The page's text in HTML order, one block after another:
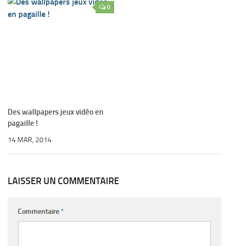
0
Des wallpapers jeux vidéo en
pagaille !
14 MAR, 2014
LAISSER UN COMMENTAIRE
Commentaire*